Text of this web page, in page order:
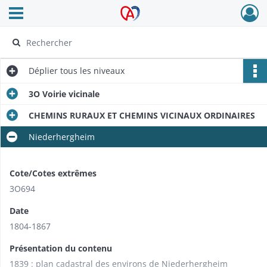
Archives Alsace - Colmar
Ouvrir le menu déroulant
Déplier tous les niveaux
3O Voirie vicinale
CHEMINS RURAUX ET CHEMINS VICINAUX ORDINAIRES
Niederhergheim
Cote/Cotes extrêmes
3O694
Date
1804-1867
Présentation du contenu
1839 : plan cadastral des environs de Niederhergheim